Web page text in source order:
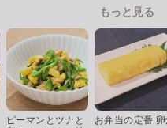
もっと見る
ピーマンとツナと
お弁当の定番